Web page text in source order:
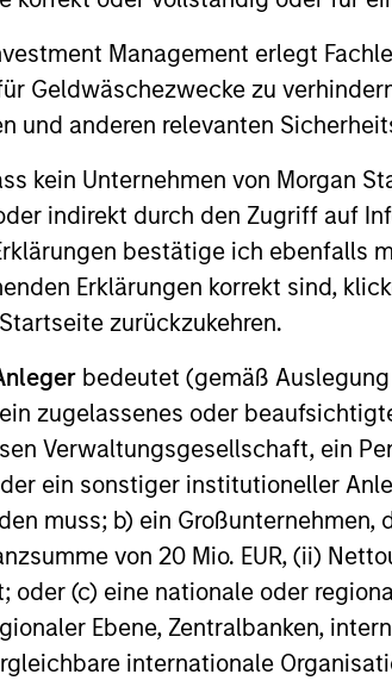
Management erlegt
Geldwäschezwecke zu
und anderen relevanten
kein Unternehmen von Morgan
indirekt durch den Zugriff auf
bestätige ich ebenfalls
Erklärungen korrekt sind,
zurückzukehren.
bedeutet (gemäß
zugelassenes oder
Verwaltungsgesellschaft, ein
ein sonstiger institutioneller
muss; b) ein
von 20 Mio. EUR, (ii)
oder (c) eine nationale oder
Ebene, Zentralbanken,
internationale
und
in der Vergangenheit ist kein
Die Rendite kann infolge von
werden auf Basis der
stammen von Morgan Stanley
Die laufenden Kosten
Aufwendungen
Geschäftsbetriebs
Vermögen des
werden. Enthalten
Anlageverwaltung
jährliche